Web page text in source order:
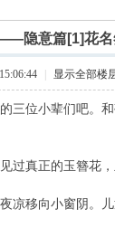
›
隐意篇[1]花名
显示全部楼
三位小辈们吧。和
真正的玉簪花，
凉移向小窗阴。